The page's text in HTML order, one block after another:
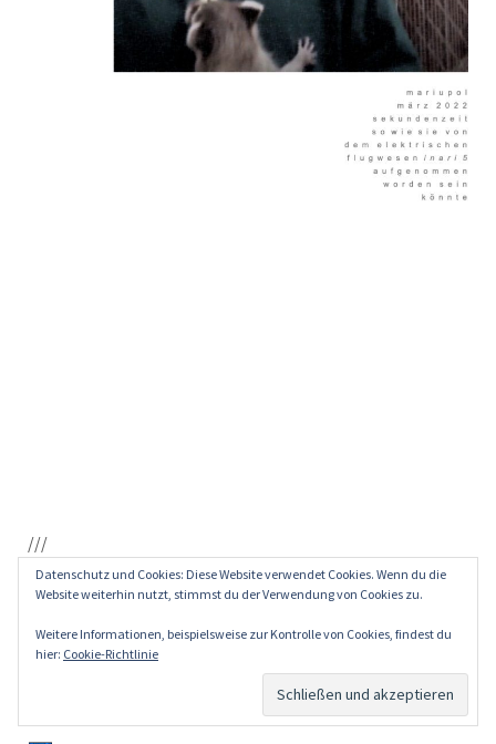
///
stimmen
Datenschutz und Cookies: Diese Website verwendet Cookies. Wenn du die
Website weiterhin nutzt, stimmst du der Verwendung von Cookies zu.
Weitere Informationen, beispielsweise zur Kontrolle von Cookies, findest du
hier: Cookie-Richtlinie